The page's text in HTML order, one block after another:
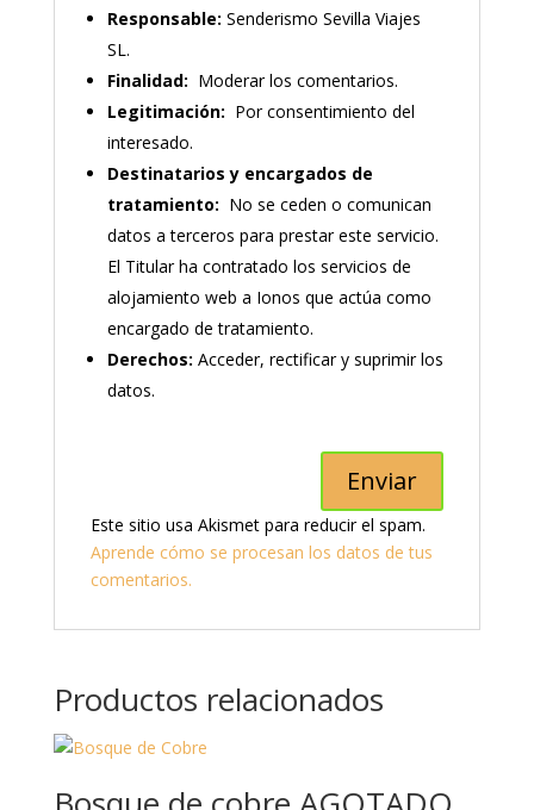
Responsable: Senderismo Sevilla Viajes
SL.
Finalidad: Moderar los comentarios.
Legitimación: Por consentimiento del
interesado.
Destinatarios y encargados de
tratamiento: No se ceden o comunican
datos a terceros para prestar este servicio.
El Titular ha contratado los servicios de
alojamiento web a Ionos que actúa como
encargado de tratamiento.
Derechos: Acceder, rectificar y suprimir los
datos.
Este sitio usa Akismet para reducir el spam.
Aprende cómo se procesan los datos de tus
comentarios.
Productos relacionados